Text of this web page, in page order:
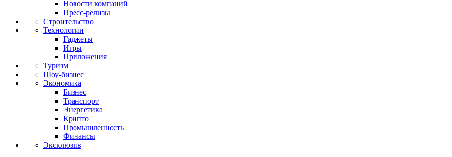
Новости компаний
Пресс-релизы
Строительство
Технологии
Гаджеты
Игры
Приложения
Туризм
Шоу-бизнес
Экономика
Бизнес
Транспорт
Энергетика
Крипто
Промышленность
Финансы
Эксклюзив